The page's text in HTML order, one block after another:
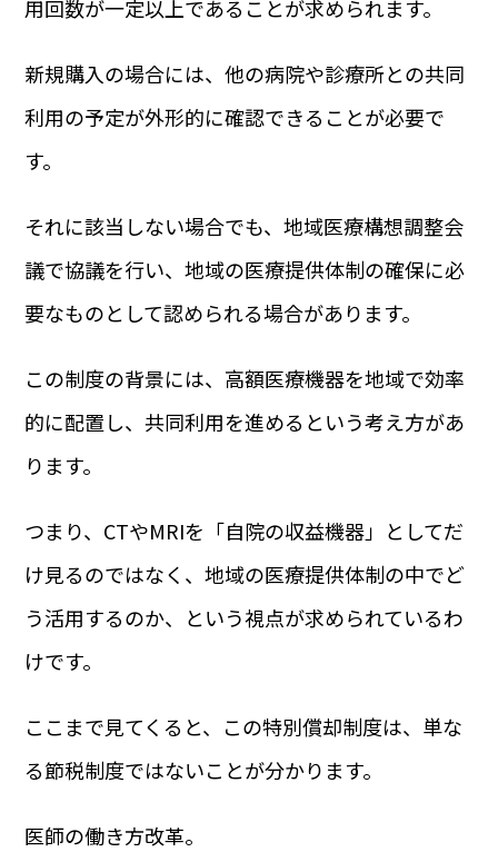
用回数が一定以上であることが求められます。
新規購入の場合には、他の病院や診療所との共同
利用の予定が外形的に確認できることが必要で
す。
それに該当しない場合でも、地域医療構想調整会
議で協議を行い、地域の医療提供体制の確保に必
要なものとして認められる場合があります。
この制度の背景には、高額医療機器を地域で効率
的に配置し、共同利用を進めるという考え方があ
ります。
つまり、CTやMRIを「自院の収益機器」としてだ
け見るのではなく、地域の医療提供体制の中でど
う活用するのか、という視点が求められているわ
けです。
ここまで見てくると、この特別償却制度は、単な
る節税制度ではないことが分かります。
医師の働き方改革。